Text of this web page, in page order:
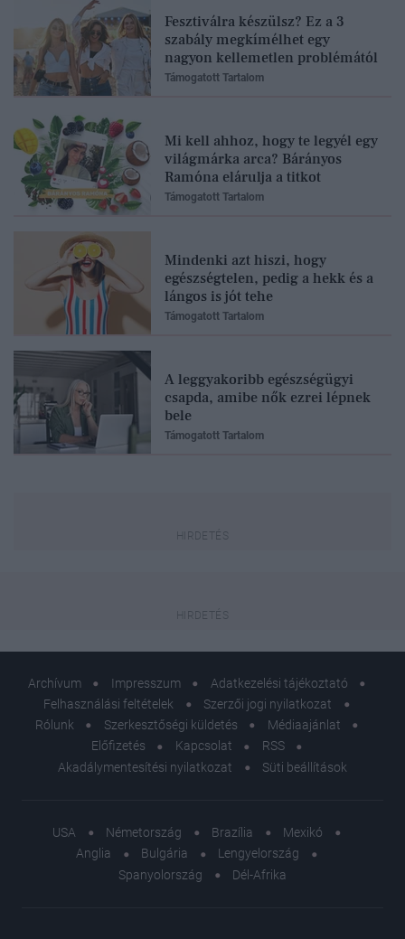
Fesztiválra készülsz? Ez a 3
szabály megkímélhet egy
nagyon kellemetlen problémától
Támogatott Tartalom
Mi kell ahhoz, hogy te legyél egy
világmárka arca? Bárányos
Ramóna elárulja a titkot
Támogatott Tartalom
Mindenki azt hiszi, hogy
egészségtelen, pedig a hekk és a
lángos is jót tehe
Támogatott Tartalom
A leggyakoribb egészségügyi
csapda, amibe nők ezrei lépnek
bele
Támogatott Tartalom
Archívum Impresszum
Adatkezelési tájékoztató
Felhasználási feltételek
Szerzői jogi nyilatkozat
Rólunk
Szerkesztőségi küldetés
Médiaajánlat
Előfizetés
Kapcsolat
RSS
Akadálymentesítési nyilatkozat
Süti beállítások
USA Németország Brazília
Mexikó
Anglia
Bulgária
Lengyelország
Spanyolország
Dél-Afrika